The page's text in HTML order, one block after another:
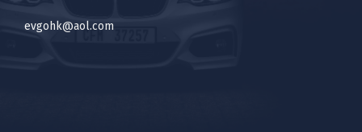
evgohk@aol.com